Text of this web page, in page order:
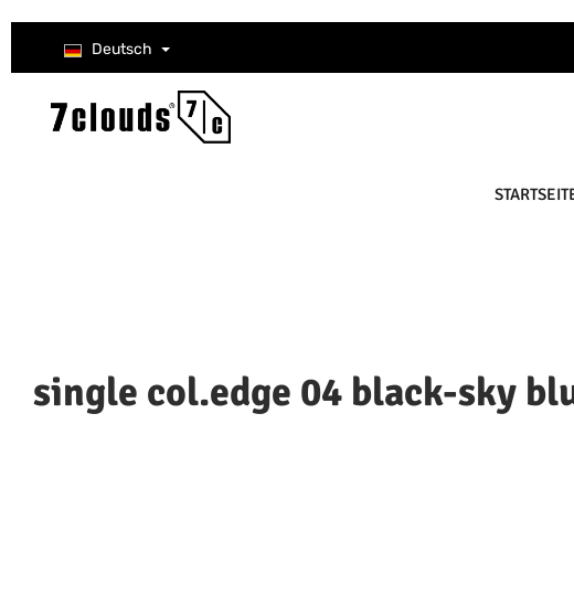
Hauptinhalt springen
Zur Suche springen
Zur Hauptnavigation springen
Deutsch
single col.edge 04 black-sky